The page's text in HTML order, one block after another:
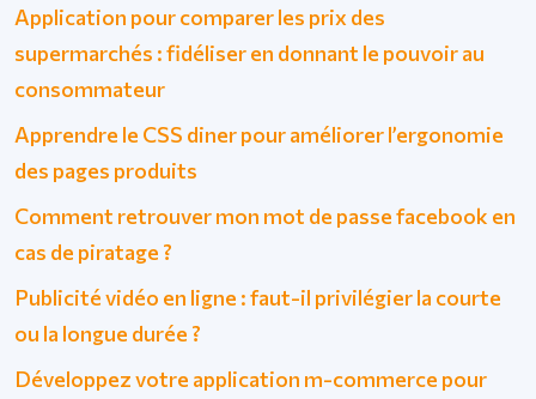
Application pour comparer les prix des
supermarchés : fidéliser en donnant le pouvoir au
consommateur
Apprendre le CSS diner pour améliorer l’ergonomie
des pages produits
Comment retrouver mon mot de passe facebook en
cas de piratage ?
Publicité vidéo en ligne : faut-il privilégier la courte
ou la longue durée ?
Développez votre application m-commerce pour